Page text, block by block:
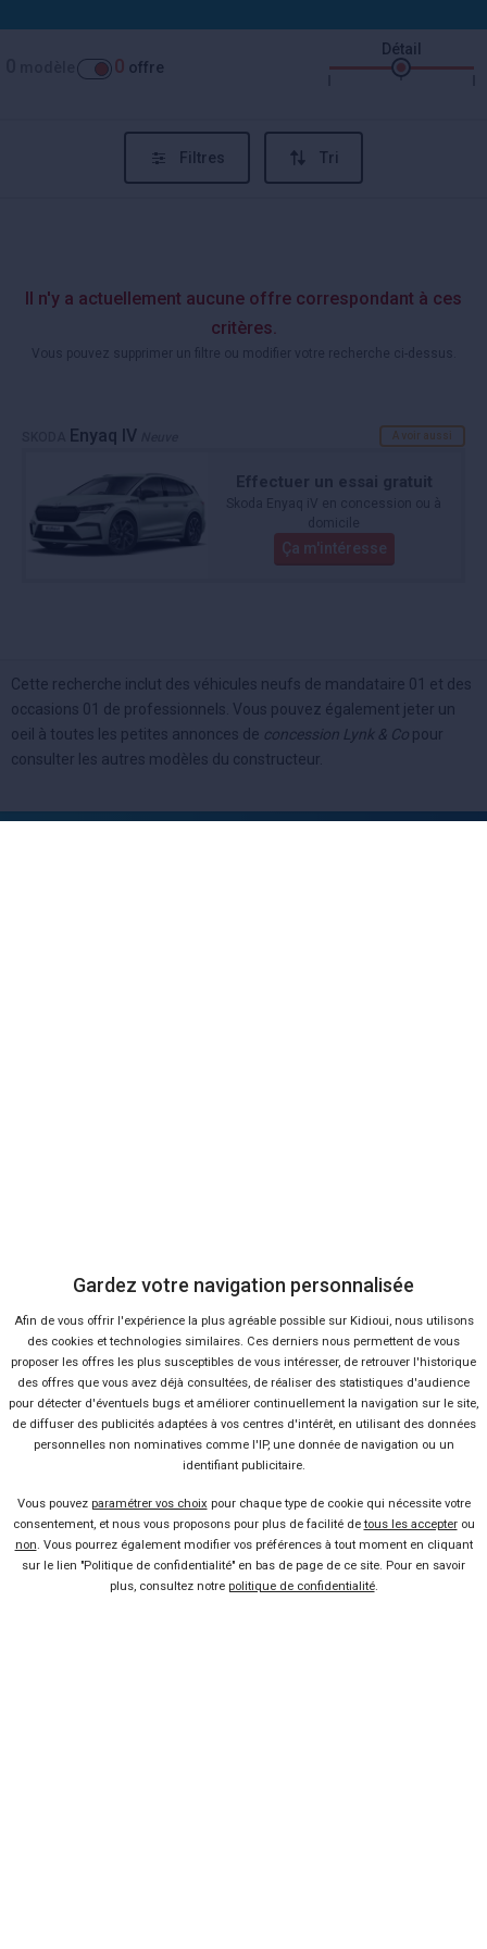
0 offre
Détail
Filtres Tri
Il n'y a actuellement aucune offre correspondant à ces
critères.
Vous pouvez supprimer un filtre ou modifier votre recherche ci-dessus.
Enyaq IV A voir aussi
Ça m'intéresse
Cette recherche inclut des véhicules neufs de mandataire 01 et des
occasions 01 de professionnels. Vous pouvez également jeter un
oeil à toutes les petites annonces de concession Lynk & Co pour
consulter les autres modèles du constructeur.
Presse
Conditions d'utilisation
Politique de confidentialité
Liens utiles
Voiture pas chère
Mandataire auto
Gardez votre navigation personnalisée
Afin de vous offrir l'expérience la plus agréable possible sur Kidioui, nous utilisons
des cookies et technologies similaires. Ces derniers nous permettent de vous
proposer les offres les plus susceptibles de vous intéresser, de retrouver l'historique
des offres que vous avez déjà consultées, de réaliser des statistiques d'audience
pour détecter d'éventuels bugs et améliorer continuellement la navigation sur le site,
de diffuser des publicités adaptées à vos centres d'intérêt, en utilisant des données
personnelles non nominatives comme l'IP, une donnée de navigation ou un
identifiant publicitaire.
Vous pouvez paramétrer vos choix pour chaque type de cookie qui nécessite votre
consentement, et nous vous proposons pour plus de facilité detous les accepterou
non. Vous pourrez également modifier vos préférences à tout moment en cliquant
sur le lien "Politique de confidentialité" en bas de page de ce site. Pour en savoir
plus, consultez notre politique de confidentialité.